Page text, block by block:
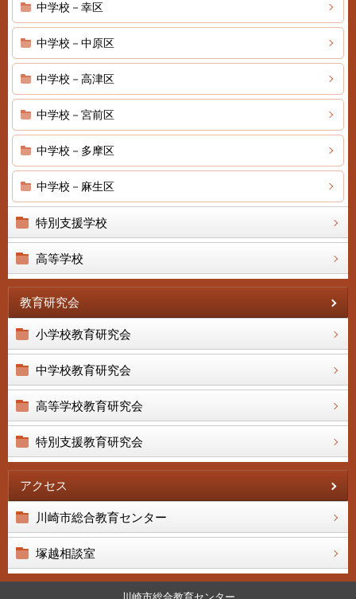
中学校－幸区
中学校－中原区
中学校－高津区
中学校－宮前区
中学校－多摩区
中学校－麻生区
特別支援学校
高等学校
教育研究会
小学校教育研究会
中学校教育研究会
高等学校教育研究会
特別支援教育研究会
アクセス
川崎市総合教育センター
塚越相談室